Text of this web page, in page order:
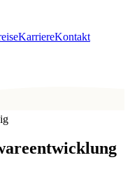
KarriereKontakt